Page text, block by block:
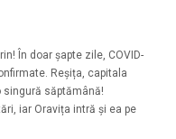
În doar șapte zile, COVID-
Reșița, capitala
singură săptămână!
iar Oravița intră și ea pe